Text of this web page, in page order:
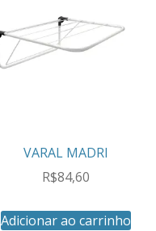
VARAL MADRI
R$84,60
Adicionar ao carrinho